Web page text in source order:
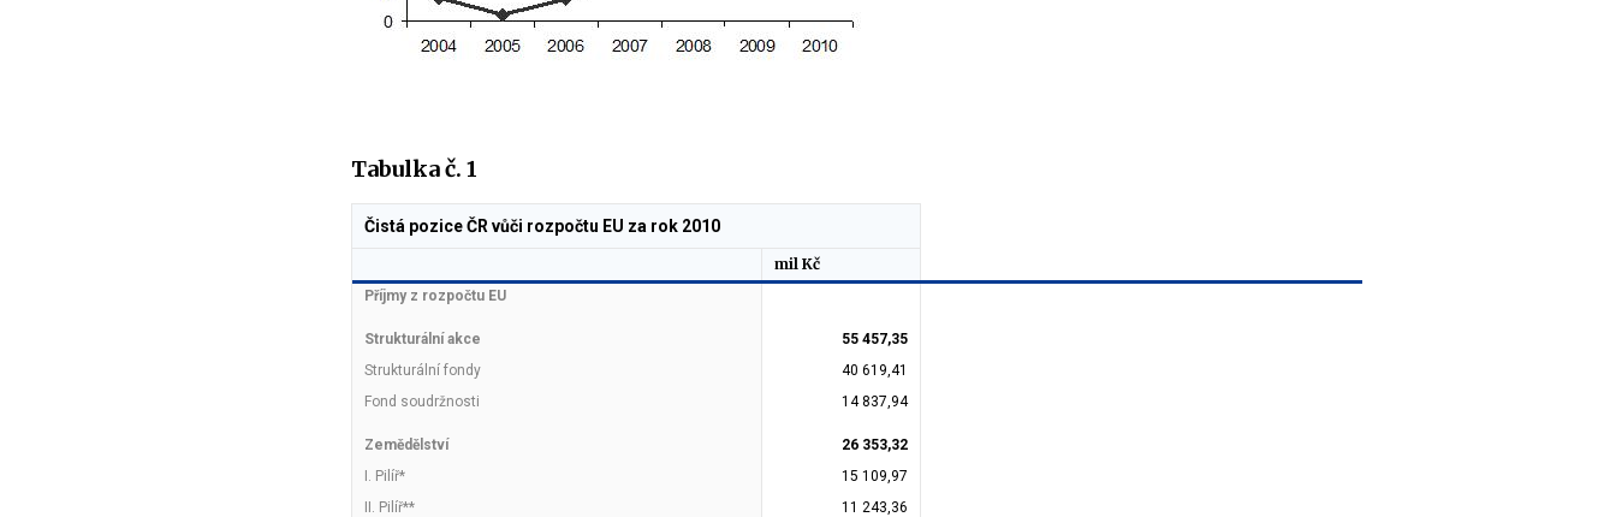
Tabulka č. 1
Čistá pozice ČR vůči rozpočtu EU za rok 2010
mil Kč
Příjmy z rozpočtu EU
Strukturální akce
55 457,35
Strukturální fondy
40 619,41
Fond soudržnosti
14 837,94
Zemědělství
26 353,32
I. Pilíř*
15 109,97
II. Pilíř**
11 243,36